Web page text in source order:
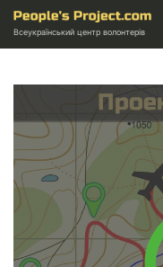
Всеукраїнський центр волонтерів